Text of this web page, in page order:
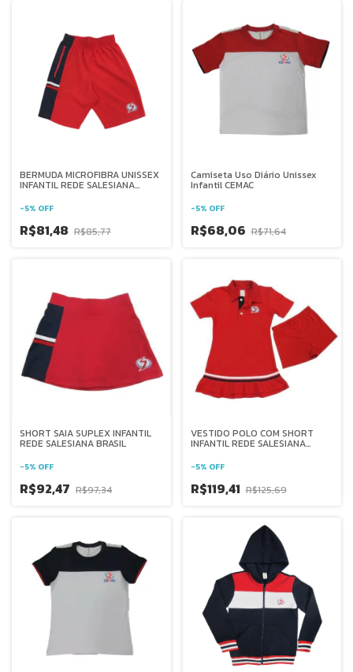
BERMUDA MICROFIBRA UNISSEX
INFANTIL REDE SALESIANA
-5% OFF
R$81,48 R$85,77
Camiseta Uso Diário Unissex
Infantil CEMAC
-5% OFF
R$68,06 R$71,64
SHORT SAIA SUPLEX INFANTIL
REDE SALESIANA BRASIL
-5% OFF
R$92,47 R$97,34
VESTIDO POLO COM SHORT
INFANTIL REDE SALESIANA
-5% OFF
R$119,41 R$125,69